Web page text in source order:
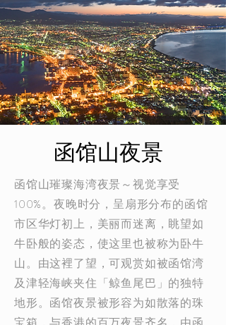
函馆山夜景
函馆山璀璨海湾夜景～视觉享受
100%。夜晚时分，呈扇形分布的函馆
市区华灯初上，美丽而迷离，眺望如
牛卧般的姿态，使这里也被称为卧牛
山。由这裡了望，可观赏如被函馆湾
及津轻海峡夹住「鲸鱼尾巴」的独特
地形。函馆夜景被形容为如散落的珠